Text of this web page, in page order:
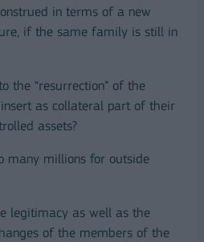
in terms of a new
if the same family is still in
the “resurrection” of the
insert as collateral part of their
assets?
many millions for outside
legitimacy as well as the
of the members of the